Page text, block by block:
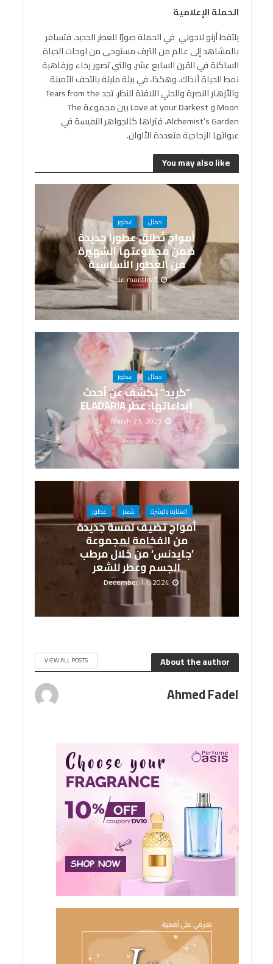
الحملة الإعلامية
يلتقط أرنو لاجوني في الحملة صورًا للعطر الجديد، فتسافر
بالمشاهد إلى عالم من الترف مستوحى من لوحات الحياة
الساكنة في القرن السابع عشر، والتي تصور رخاء ورفاهية
نمط الحياة آنذاك. وهكذا، في بيئة مليئة بالتحف الثمينة
والأزهار النضرة والحلي اللافتة للنظر، تجد Tears from the
Moon و Love at your Darkest بين مجموعة The
Alchemist’s Garden، فتراها كالجواهر النفيسة في
عبواتها الزجاجية متعددة الألوان.
You may also like
جمال عطور
أمواج تُطلق عطوراً جديدة
ضمن مجموعتها الشهيرة
من العطور الأساسية
7 months منذ
جمال عطور
“كريد” تكشف عن أحدث
إبداعاتها: عطر ELADARIA
March 23, 2025
العناية بالبشرة شعر عطور
أمواج تضيف لمسة جديدة
من الفخامة لمجموعة
’جايدنس‘ من خلال مرطب
الجسم وعطر للشعر
December 11, 2024
About the author
VIEW ALL POSTS
Ahmed Fadel